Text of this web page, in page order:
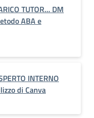
TUTOR... DM
ABA e
INTERNO
di Canva